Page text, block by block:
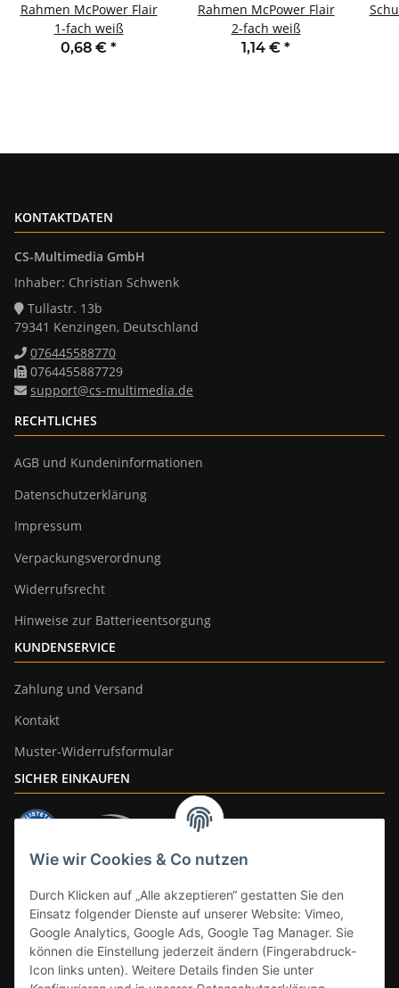
Wie wir Cookies & Co nutzen
Durch Klicken auf „Alle akzeptieren“ gestatten Sie den
Einsatz folgender Dienste auf unserer Website: Vimeo,
Google Analytics, Google Ads, Google Tag Manager. Sie
können die Einstellung jederzeit ändern (Fingerabdruck-
Icon links unten). Weitere Details finden Sie unter
Rahmen McPower Flair
1-fach weiß
0,68 € *
Rahmen McPower Flair
2-fach weiß
1,14 € *
KONTAKTDATEN
CS-Multimedia GmbH
Inhaber: Christian Schwenk
Tullastr. 13b
79341 Kenzingen, Deutschland
076445588770
0764455887729
support@cs-multimedia.de
RECHTLICHES
AGB und Kundeninformationen
Datenschutzerklärung
Impressum
Verpackungsverordnung
Widerrufsrecht
Hinweise zur Batterieentsorgung
KUNDENSERVICE
Zahlung und Versand
Kontakt
Muster-Widerrufsformular
SICHER EINKAUFEN